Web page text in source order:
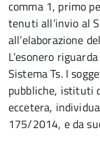
comma 1, primo
tenuti all’invio al
all’elaborazione
L’esonero
Sistema Ts. I
pubbliche, istituti
eccetera,
175/2014, e da